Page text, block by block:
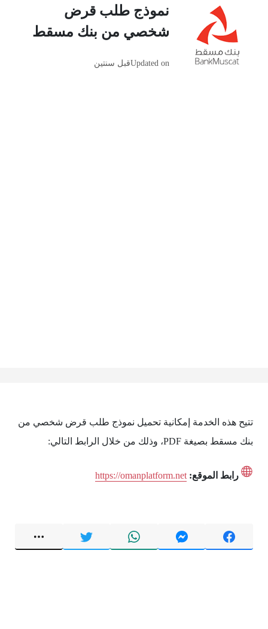
نموذج طلب قرض
شخصي من بنك مسقط
Updated onقبل سنتين
تتيح هذه الخدمة إمكانية تحميل نموذج طلب قرض شخصي من
بنك مسقط بصيغة PDF، وذلك من خلال الرابط التالي:
رابط الموقع: https://omanplatform.net